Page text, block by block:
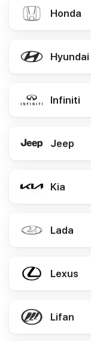
Honda
Hyundai
Infiniti
Jeep
Kia
Lada
Lexus
Lifan